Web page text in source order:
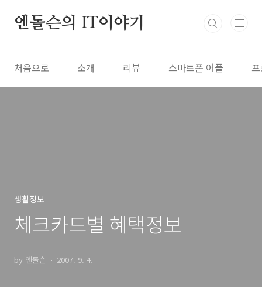
엔돌슨의 IT이야기
처음으로 소개 리뷰 스마트폰 어플
생활정보
체크카드별 혜택정보
by 엔돌슨 2007. 9. 4.